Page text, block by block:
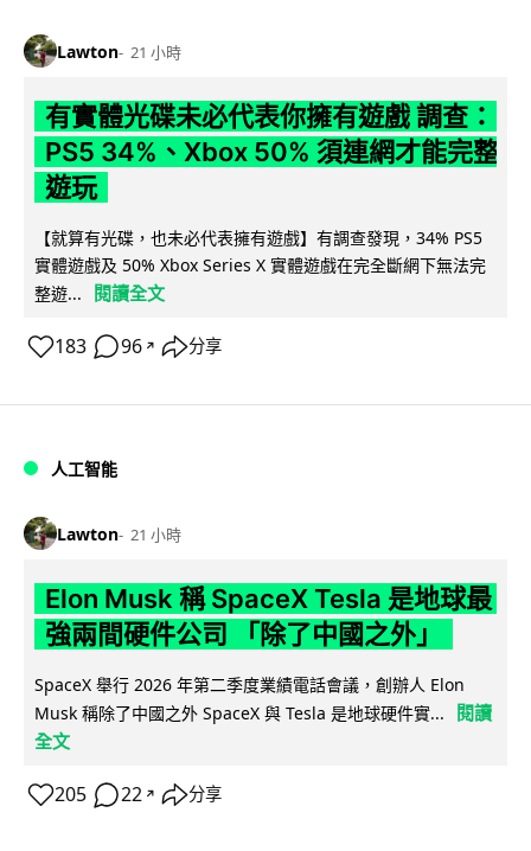
Lawton 21 小時
有實體光碟未必代表你擁有遊戲 調查：
PS5 34%、Xbox 50% 須連網才能完整
遊玩
【就算有光碟，也未必代表擁有遊戲】有調查發現，34% PS5
實體遊戲及 50% Xbox Series X 實體遊戲在完全斷網下無法完
整遊...
閱讀全文
183 96 ↗ 分享
人工智能
Lawton 21 小時
Elon Musk 稱 SpaceX Tesla 是地球最
強兩間硬件公司 「除了中國之外」
SpaceX 舉行 2026 年第二季度業績電話會議，創辦人 Elon
Musk 稱除了中國之外 SpaceX 與 Tesla 是地球硬件實...
閱讀
全文
205 22 ↗ 分享